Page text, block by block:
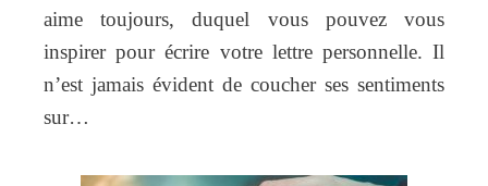
aime toujours, duquel vous pouvez vous
inspirer pour écrire votre lettre personnelle. Il
n’est jamais évident de coucher ses sentiments
sur…